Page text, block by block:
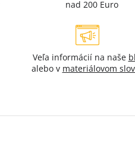
nad 200 Euro
Veľa informácií na naše
alebo v materiálovom